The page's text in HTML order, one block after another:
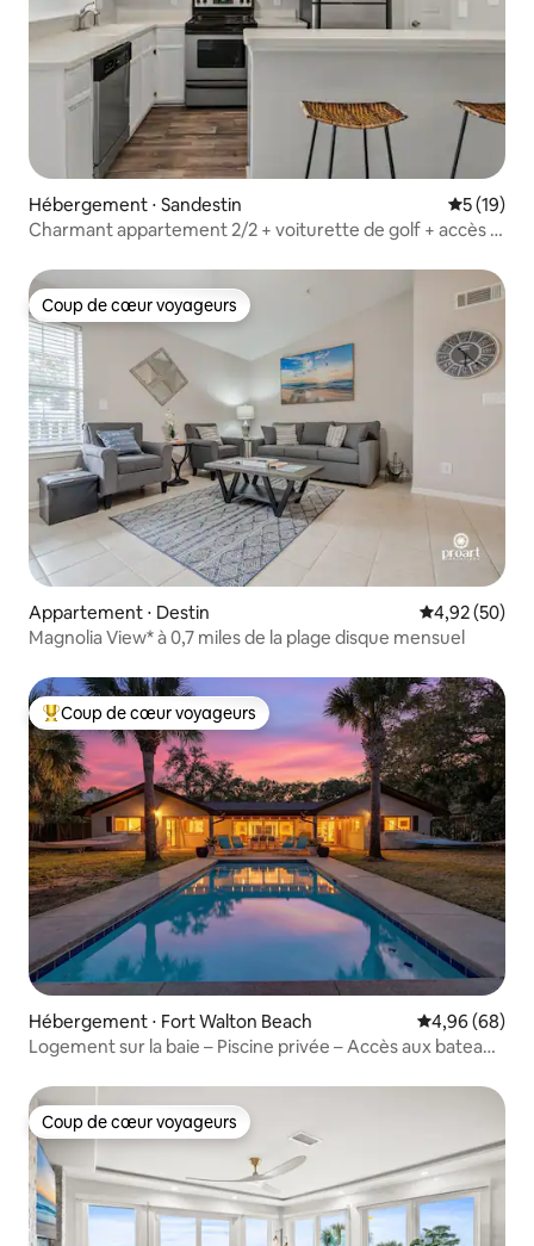
Hébergement ⋅ Sandestin
5 (19)
Charmant appartement 2/2 + voiturette de golf + accès à
Coup de cœur voyageurs
Coup de cœur voyageurs
Appartement ⋅ Destin Évaluation
4,92 (50)
Magnolia View* à 0,7 miles de la plage disque mensuel
Coups de cœur voyageurs les plus appréciés
Coup de cœur voyageurs
Hébergement ⋅ Fort Walton Beach Évaluation
4,96 (68)
Logement sur la baie – Piscine privée – Accès aux bateaux
Coup de cœur voyageurs
Coup de cœur voyageurs